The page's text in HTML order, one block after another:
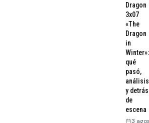
Dragon
3x07
«The
Dragon
in
Winter»:
qué
pasó,
análisis
y detrás
de
escena
3